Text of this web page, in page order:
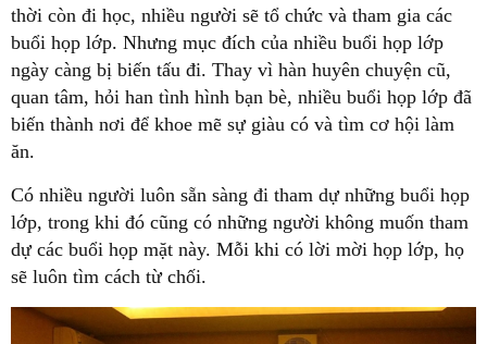
thời còn đi học, nhiều người sẽ tổ chức và tham gia các
buổi họp lớp. Nhưng mục đích của nhiều buổi họp lớp
ngày càng bị biến tấu đi. Thay vì hàn huyên chuyện cũ,
quan tâm, hỏi han tình hình bạn bè, nhiều buổi họp lớp đã
biến thành nơi để khoe mẽ sự giàu có và tìm cơ hội làm
ăn.
Có nhiều người luôn sẵn sàng đi tham dự những buổi họp
lớp, trong khi đó cũng có những người không muốn tham
dự các buổi họp mặt này. Mỗi khi có lời mời họp lớp, họ
sẽ luôn tìm cách từ chối.